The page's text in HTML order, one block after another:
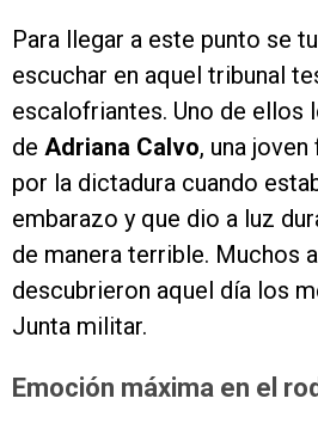
Para llegar a este punto se
escuchar en aquel tribunal
escalofriantes. Uno de ellos
de Adriana Calvo, una
por la dictadura cuando
embarazo y que dio a luz
de manera terrible. Muchos
descubrieron aquel día los
Junta militar.
Emoción máxima en el